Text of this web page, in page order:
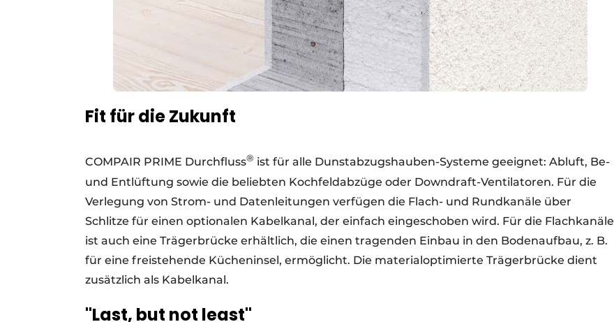
Fit für die Zukunft
COMPAIR PRIME Durchfluss® ist für alle Dunstabzugshauben-Systeme geeignet: Abluft, Be-
und Entlüftung sowie die beliebten Kochfeldabzüge oder Downdraft-Ventilatoren. Für die
Verlegung von Strom- und Datenleitungen verfügen die Flach- und Rundkanäle über
Schlitze für einen optionalen Kabelkanal, der einfach eingeschoben wird. Für die Flachkanäle
ist auch eine Trägerbrücke erhältlich, die einen tragenden Einbau in den Bodenaufbau, z. B.
für eine freistehende Kücheninsel, ermöglicht. Die materialoptimierte Trägerbrücke dient
zusätzlich als Kabelkanal.
"Last, but not least"